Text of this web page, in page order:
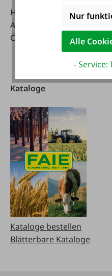
Handelsstraße 9
A-4844 Regau
Österreich
Kataloge
Kataloge bestellen
Blätterbare Kataloge
Nur
Alle
-